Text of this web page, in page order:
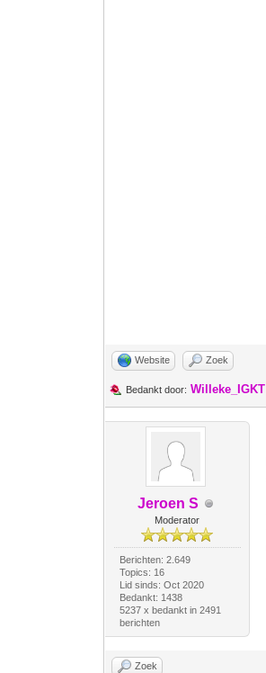
Website Zoek
Bedankt door: Willeke_IGKT
Jeroen S
Moderator
Berichten: 2.649
Topics: 16
Lid sinds: Oct 2020
Bedankt: 1438
5237 x bedankt in 2491
berichten
Zoek